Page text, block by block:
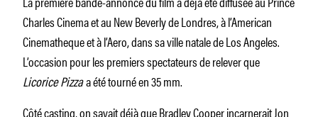
Charles Cinema et au New Beverly de Londres, à l’American
Cinematheque et à l’Aero, dans sa ville natale de Los Angeles.
L’occasion pour les premiers spectateurs de relever que
Licorice Pizzaa été tourné en 35 mm.
Côté casting, on savait déjà que Bradley Cooper incarnerait Jon